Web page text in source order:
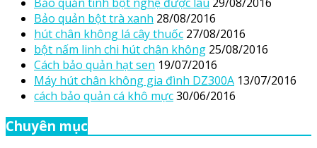
Bảo quản bột trà xanh 28/08/2016
hút chân không lá cây thuốc 27/08/2016
bột nấm linh chi hút chân không 25/08/2016
Cách bảo quản hạt sen 19/07/2016
Máy hút chân không gia đình DZ300A 13/07/2016
cách bảo quản cá khô mực30/06/2016
Chuyên mục